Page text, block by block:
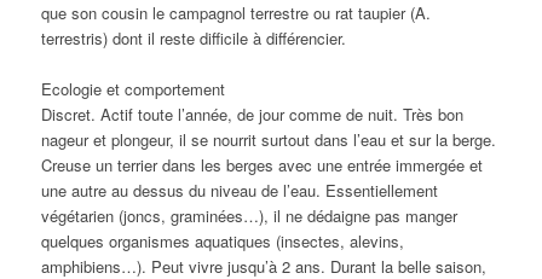
que son cousin le campagnol terrestre ou rat taupier (A.
terrestris) dont il reste difficile à différencier.
Ecologie et comportement
Discret. Actif toute l’année, de jour comme de nuit. Très bon
nageur et plongeur, il se nourrit surtout dans l’eau et sur la berge.
Creuse un terrier dans les berges avec une entrée immergée et
une autre au dessus du niveau de l’eau. Essentiellement
végétarien (joncs, graminées…), il ne dédaigne pas manger
quelques organismes aquatiques (insectes, alevins,
amphibiens…). Peut vivre jusqu’à 2 ans. Durant la belle saison,